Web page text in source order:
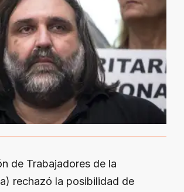
de Trabajadores de la
rechazó la posibilidad de